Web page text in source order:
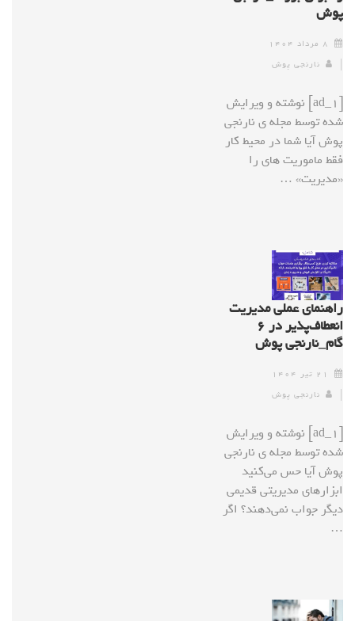
پوش
۸ مرداد ۱۴۰۴
نارنجی پوش
[ad_1] نوشته و ویرایش
شده توسط مجله ی نارنجی
پوش آیا شما در محیط کار
فقط ماموریت های را
«مدیریت» …
راهنمای عملی مدیریت
انعطاف‌پذیر در ۶
گام_نارنجی پوش
۲۱ تیر ۱۴۰۴
نارنجی پوش
[ad_1] نوشته و ویرایش
شده توسط مجله ی نارنجی
پوش آیا حس می‌کنید
ابزارهای مدیریتی قدیمی
دیگر جواب نمی‌دهند؟ اگر
…